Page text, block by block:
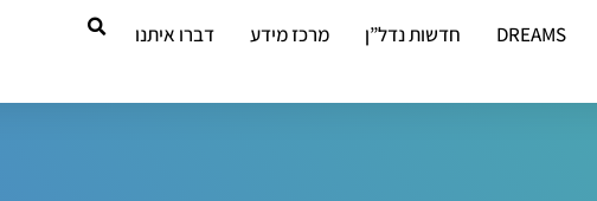
DREAMS חדשות נדל”ן מרכז מידע דברו איתנו